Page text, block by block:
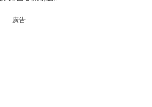
廣告